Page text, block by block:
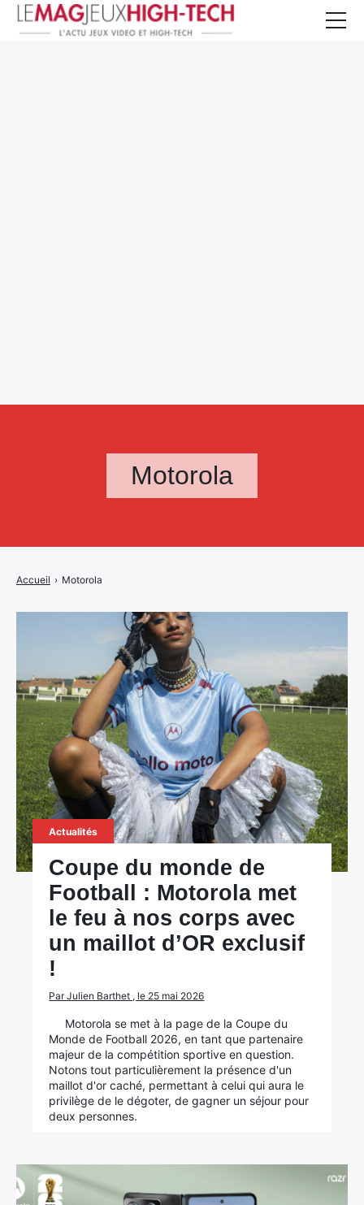
Motorola
Accueil › Motorola
Actualités
Coupe du monde de
Football : Motorola met
le feu à nos corps avec
un maillot d’OR exclusif
!
Par Julien Barthet , le 25 mai 2026
Motorola se met à la page de la Coupe du
Monde de Football 2026, en tant que partenaire
majeur de la compétition sportive en question.
Notons tout particulièrement la présence d'un
maillot d'or caché, permettant à celui qui aura le
privilège de le dégoter, de gagner un séjour pour
deux personnes.